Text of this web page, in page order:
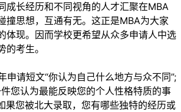
长经历和不同视角的人才汇聚在MBA
撞思想，互通有无。这正是MBA为大家
体现。因而学校更希望从众多申请人中选
考生。
请短文“你认为自己什么地方与众不同”;
您认为最能反映您的个人性格特质的事
果您被北大录取，您有哪些独特的经历或